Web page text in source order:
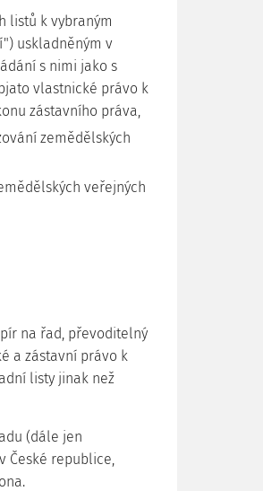
listů k vybraným
uskladněným v
s nimi jako s
vlastnické právo k
zástavního práva,
zemědělských
veřejných
na řad, převoditelný
a zástavní právo k
listy jinak než
(dále jen
České republice,